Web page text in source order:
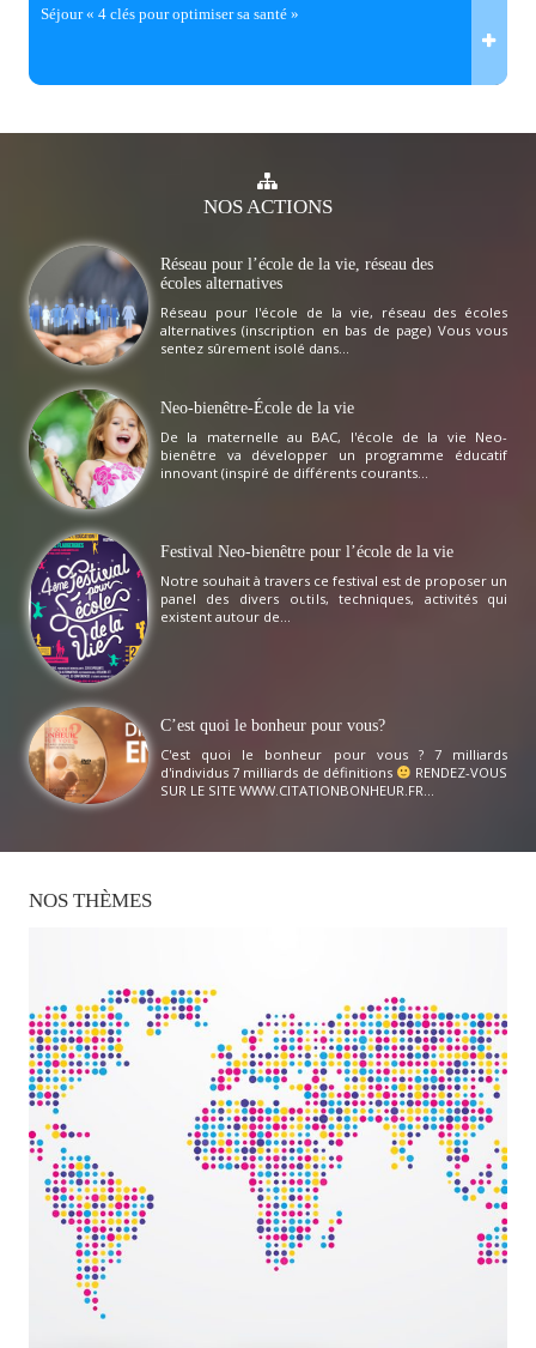
Séjour « 4 clés pour optimiser sa santé »
NOSACTIONS
Réseau pour l’école de la vie, réseau des
écoles alternatives
Réseau pour l'école de la vie, réseau des écoles
alternatives (inscription en bas de page) Vous vous
sentez sûrement isolé dans...
Neo-bienêtre-École de la vie
De la maternelle au BAC, l'école de la vie Neo-
bienêtre va développer un programme éducatif
innovant (inspiré de différents courants...
Festival Neo-bienêtre pour l’école de la vie
Notre souhait à travers ce festival est de proposer un
panel des divers outils, techniques, activités qui
existent autour de...
C’est quoi le bonheur pour vous?
C'est quoi le bonheur pour vous ? 7 milliards
d'individus 7 milliards de définitions
RENDEZ-VOUS
SUR LE SITE WWW.CITATIONBONHEUR.FR...
NOS THÈMES